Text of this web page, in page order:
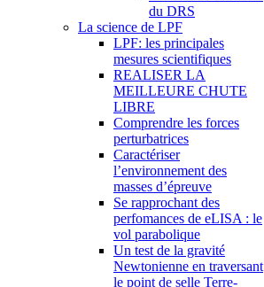
du DRS
La science de LPF
LPF: les principales
mesures scientifiques
REALISER LA
MEILLEURE CHUTE
LIBRE
Comprendre les forces
perturbatrices
Caractériser
l’environnement des
masses d’épreuve
Se rapprochant des
perfomances de eLISA : le
vol parabolique
Un test de la gravité
Newtonienne en traversant
le point de selle Terre-